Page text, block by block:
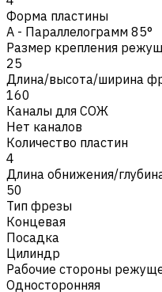
Форма пластины
A - Параллелограмм 85°
Размер крепления
25
Длина/высота/ширина
160
Каналы для СОЖ
Нет каналов
Количество пластин
4
Длина обнижения/
50
Тип фрезы
Концевая
Посадка
Цилиндр
Рабочие стороны
Односторонняя